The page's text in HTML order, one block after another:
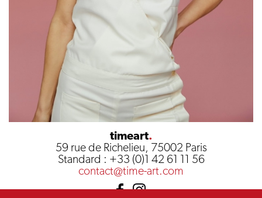
timeart.
59 rue de Richelieu, 75002 Paris
Standard : +33 (0)1 42 61 11 56
contact@time-art.com